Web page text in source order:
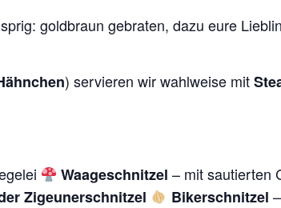
goldbraun gebraten, dazu eure
) servieren wir wahlweise mit
Waageschnitzel – mit sautierten
Zigeunerschnitzel Bikerschnitzel